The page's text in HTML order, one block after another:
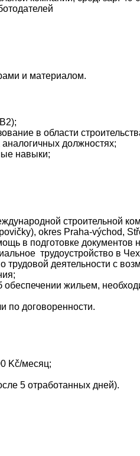
и материалом.
в области
должностях;
навыки;
строительной
okres Praha-východ,
в подготовке
трудоустройство в
трудовой деятельности с
обеспечении жильем,
по договоренности.
Kč/месяц;
5 отработанных дней).